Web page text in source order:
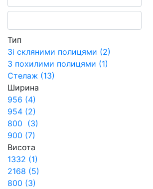
Тип
Зі скляними полицями (2)
З похилими полицями (1)
Стелаж (13)
Ширина
956 (4)
954 (2)
800 (3)
900 (7)
Висота
1332 (1)
2168 (5)
800 (3)